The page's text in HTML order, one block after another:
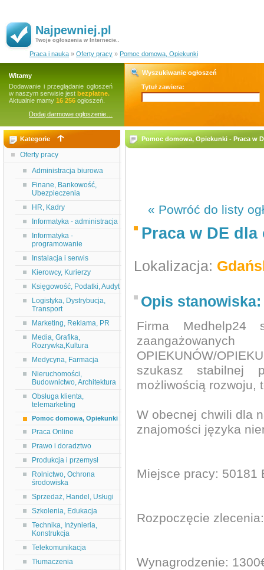
Najpewniej.pl
Twoje ogłoszenia w Internecie..
Praca i nauka » Oferty pracy » Pomoc domowa, Opiekunki
Witamy
Dodawanie i przeglądanie ogłoszeń
w naszym serwisie jest bezpłatne.
Aktualnie mamy 16 256 ogłoszeń.
Dodaj darmowe ogłoszenie…
Wyszukiwanie ogłoszeń
Tytuł zawiera:
Kategorie
Oferty pracy
Administracja biurowa
Finane, Bankowość,
Ubezpieczenia
HR, Kadry
Informatyka - administracja
Informatyka -
programowanie
Instalacja i serwis
Kierowcy, Kurierzy
Księgowość, Podatki, Audyt
Logistyka, Dystrybucja,
Transport
Marketing, Reklama, PR
Media, Grafika,
Rozrywka,Kultura
Medycyna, Farmacja
Nieruchomości,
Budownictwo, Architektura
Obsługa klienta,
telemarketing
Pomoc domowa, Opiekunki
Praca Online
Prawo i doradztwo
Produkcja i przemysł
Rolnictwo, Ochrona
środowiska
Sprzedaż, Handel, Usługi
Szkolenia, Edukacja
Technika, Inżynieria,
Konstrukcja
Telekomunikacja
Tłumaczenia
Pomoc domowa, Opiekunki - Praca w
« Powróć do listy
Praca w DE
Lokalizacja:
Opis stanowiska:
Firma Medhelp24
OPIEKUNÓW/
szukasz stabilnej
możliwością rozwoju,
W obecnej chwili dla
znajomości języka
Miejsce pracy: 50181
Rozpoczęcie
Wynagrodzenie: